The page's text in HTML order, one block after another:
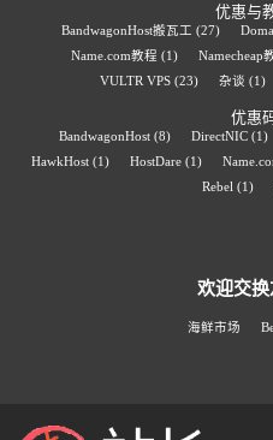
优惠与
BandwagonHost搬瓦工 (27)
Name.com教程 (1) Namecheap
VULTR VPS(23) 杂谈 (1)
优惠
BandwagonHost(8) DirectNIC(1)
HawkHost(1) HostDare(1)
Rebel (1)
欢迎交
海鲜市场